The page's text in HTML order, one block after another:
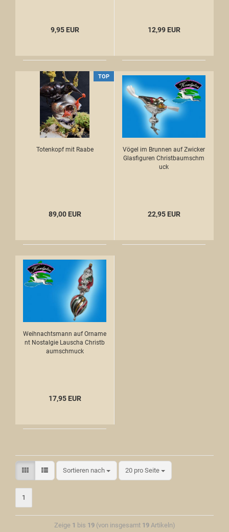
9,95 EUR 12,99 EUR
TOP
Totenkopf mit Raabe
89,00 EUR
Vögel im Brunnen auf Zwicker
Glasfiguren Christbaumschm
uck
22,95 EUR
Weihnachtsmann auf Orname
nt Nostalgie Lauscha Christb
aumschmuck
17,95 EUR
Sortieren nach 20 pro Seite
1
Zeige 1 bis 19(von insgesamt 19Artikeln)